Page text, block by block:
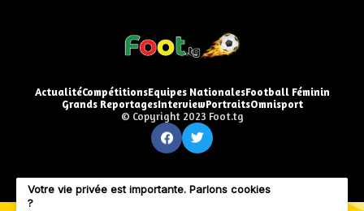
ActualitéCompétitionsEquipes NationalesFootball Féminin
Grands ReportagesInterviewPortraitsOmnisport
© Copyright 2023 Foot.tg
Votre vie privée est importante. Parlons cookies
?